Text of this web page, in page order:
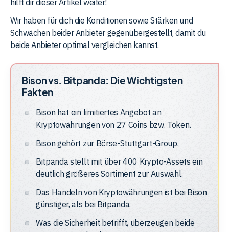
Wir haben für dich die Konditionen sowie Stärken und
Schwächen beider Anbieter gegenübergestellt, damit du
beide Anbieter optimal vergleichen kannst.
Bison vs. Bitpanda: Die Wichtigsten
Fakten
Bison hat ein limitiertes Angebot an
Kryptowährungen von 27 Coins bzw. Token.
Bison gehört zur Börse-Stuttgart-Group.
Bitpanda stellt mit über 400 Krypto-Assets ein
deutlich größeres Sortiment zur Auswahl.
Das Handeln von Kryptowährungen ist bei Bison
günstiger, als bei Bitpanda.
Was die Sicherheit betrifft, überzeugen beide